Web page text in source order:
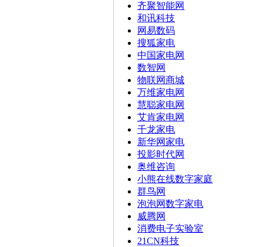
齐聚智能网
和讯科技
网易数码
搜狐家电
中国家电网
数智网
物联网商城
万维家电网
慧聪家电网
艾肯家电网
千龙家电
新华网家电
投影时代网
奥维咨询
小熊在线数字家庭
群鸟网
泡泡网数字家电
威腾网
消费电子实验室
21CN科技